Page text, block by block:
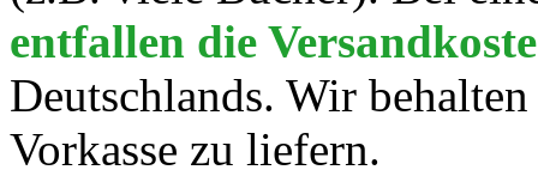
entfallen die
Deutschlands. Wir
Vorkasse zu liefern.